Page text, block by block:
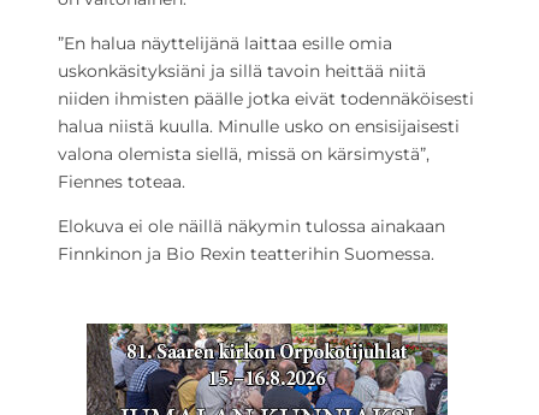
”En halua näyttelijänä laittaa esille omia
uskonkäsityksiäni ja sillä tavoin heittää niitä
niiden ihmisten päälle jotka eivät todennäköisesti
halua niistä kuulla. Minulle usko on ensisijaisesti
valona olemista siellä, missä on kärsimystä”,
Fiennes toteaa.
Elokuva ei ole näillä näkymin tulossa ainakaan
Finnkinon ja Bio Rexin teatterihin Suomessa.